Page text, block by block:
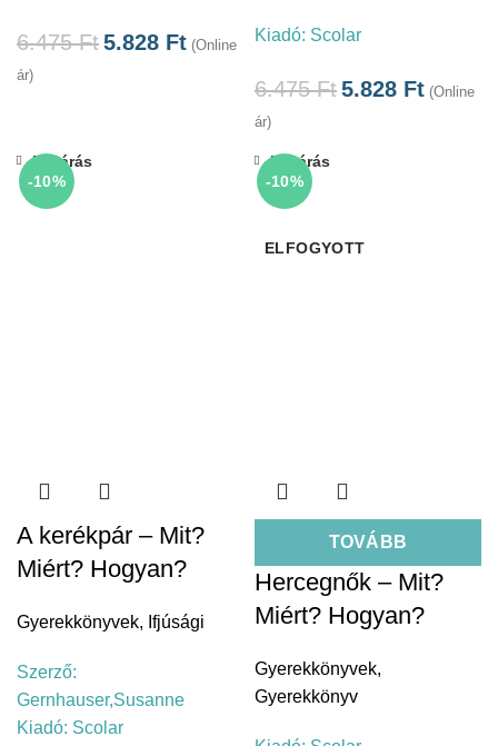
6.475Ft5.828 Ft (Online
ár)
Kiadó: Scolar
6.475Ft5.828 Ft (Online
ár)
-10%
Bezárás
A kerékpár – Mit?
Miért? Hogyan?
Gyerekkönyvek, Ifjúsági
Szerző:
Gernhauser,Susanne
Kiadó: Scolar
-10%
ELFOGYOTT
TOVÁBB
Bezárás
Hercegnők – Mit?
Miért? Hogyan?
Gyerekkönyvek,
Gyerekkönyv